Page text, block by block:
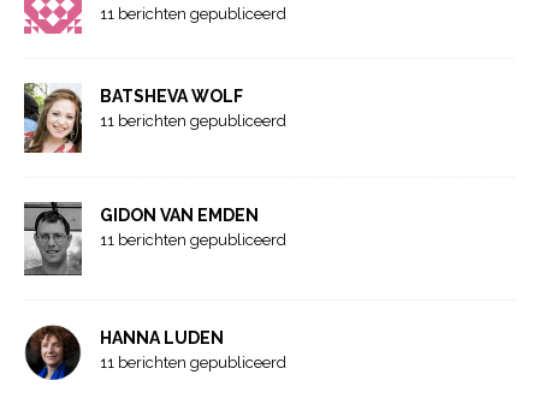
11 berichten gepubliceerd
BATSHEVA WOLF
11 berichten gepubliceerd
GIDON VAN EMDEN
11 berichten gepubliceerd
HANNA LUDEN
11 berichten gepubliceerd